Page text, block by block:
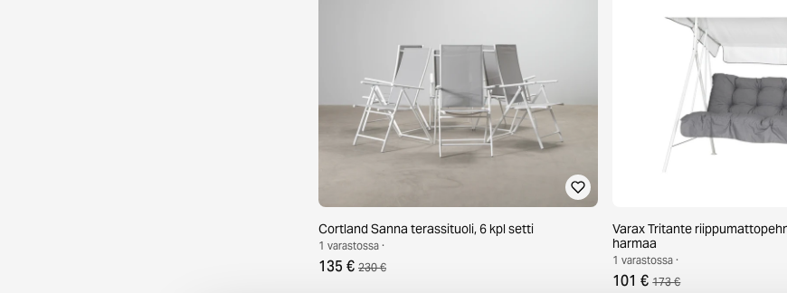
Cortland Sanna terassituoli, 6 kpl setti
1 varastossa ·
135 € 230 €
Varax Tritante
harmaa
1 varastossa ·
101 € 173 €